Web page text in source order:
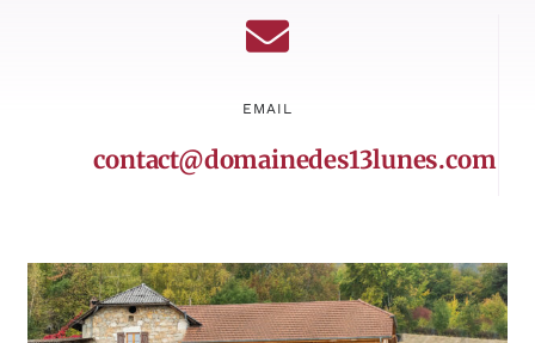
EMAIL
contact@domainedes13lunes.com